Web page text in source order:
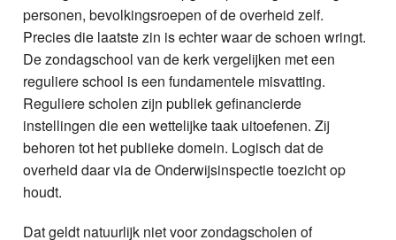
personen, bevolkingsroepen of de overheid zelf.
Precies die laatste zin is echter waar de schoen wringt.
De zondagschool van de kerk vergelijken met een
reguliere school is een fundamentele misvatting.
Reguliere scholen zijn publiek gefinancierde
instellingen die een wettelijke taak uitoefenen. Zij
behoren tot het publieke domein. Logisch dat de
overheid daar via de Onderwijsinspectie toezicht op
houdt.
Dat geldt natuurlijk niet voor zondagscholen of